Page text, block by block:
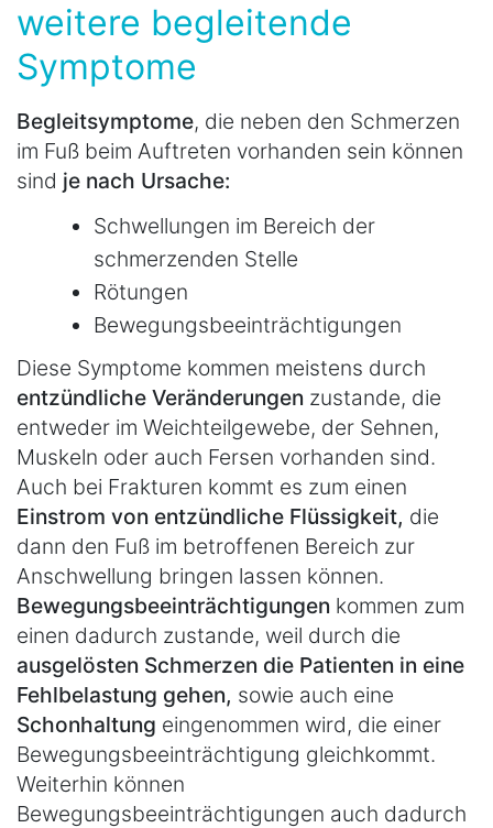
weitere begleitende
Symptome
Begleitsymptome, die neben den Schmerzen
im Fuß beim Auftreten vorhanden sein können
sind je nach Ursache:
Schwellungen im Bereich der
schmerzenden Stelle
Rötungen
Bewegungsbeeinträchtigungen
Diese Symptome kommen meistens durch
entzündliche Veränderungen zustande, die
entweder im Weichteilgewebe, der Sehnen,
Muskeln oder auch Fersen vorhanden sind.
Auch bei Frakturen kommt es zum einen
Einstrom von entzündliche Flüssigkeit, die
dann den Fuß im betroffenen Bereich zur
Anschwellung bringen lassen können.
Bewegungsbeeinträchtigungen kommen zum
einen dadurch zustande, weil durch die
ausgelösten Schmerzen die Patienten in eine
Fehlbelastung gehen, sowie auch eine
Schonhaltung eingenommen wird, die einer
Bewegungsbeeinträchtigung gleichkommt.
Weiterhin können
Bewegungsbeeinträchtigungen auch dadurch